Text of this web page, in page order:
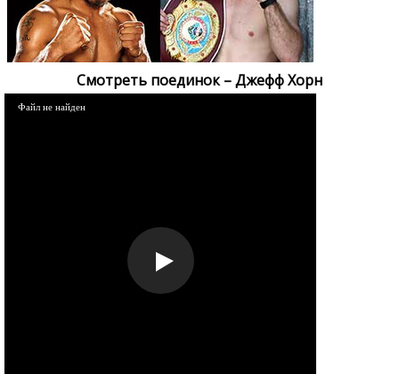
Смотреть поединок – Джефф Хорн
Файл не найден